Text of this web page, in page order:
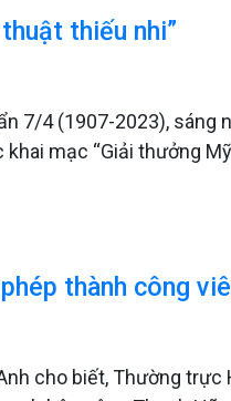
thiếu nhi”
7/4 (1907-2023), sáng
mạc “Giải thưởng
thành công
cho biết, Thường